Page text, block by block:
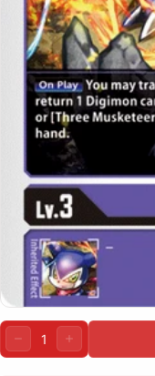
Cantidad:
DISMINUIRAUMENTAR